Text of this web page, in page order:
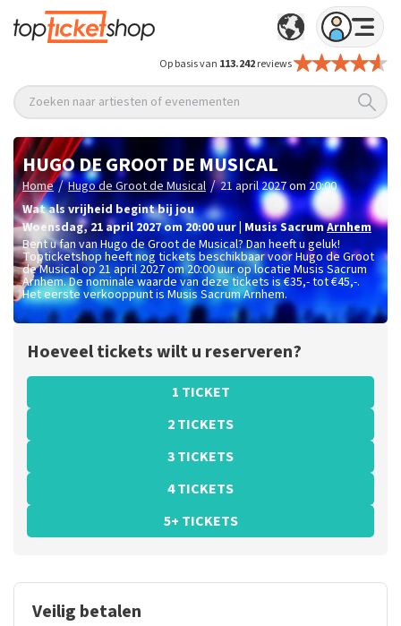
Op basis van 113.242reviews
Zoeken naar artiesten of evenementen
HUGO DE GROOT DE MUSICAL
Home / Hugo de Groot de Musical / 21 april 2027 om 20:00
Wat als vrijheid begint bij jou
woensdag,21 april 2027 om 20:00uur Musis SacrumArnhem
Bent u fan van Hugo de Groot de Musical? Dan heeft u geluk!
Topticketshop heeft nog tickets beschikbaar voor Hugo de Groot
de Musical op 21 april 2027 om 20:00 uur op locatie Musis Sacrum
Arnhem. De nominale waarde van deze tickets is€35,- tot €45,-.
Het eerste verkooppunt is Musis Sacrum Arnhem.
Hoeveel tickets wilt u reserveren?
1 TICKET
2 TICKETS
3 TICKETS
4 TICKETS
5+ TICKETS
Veilig betalen